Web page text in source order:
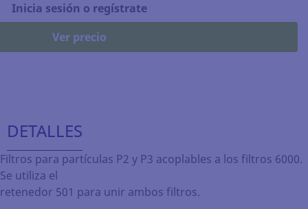
Inicia sesión o regístrate
Ver precio
DETALLES
Filtros para partículas P2 y P3 acoplables a los filtros 6000.
Se utiliza el
retenedor 501 para unir ambos filtros.